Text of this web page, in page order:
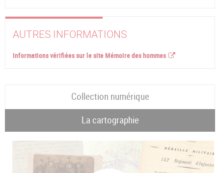
AUTRES INFORMATIONS
Informations vérifiées sur le site Mémoire des hommes
Collection numérique
La cartographie